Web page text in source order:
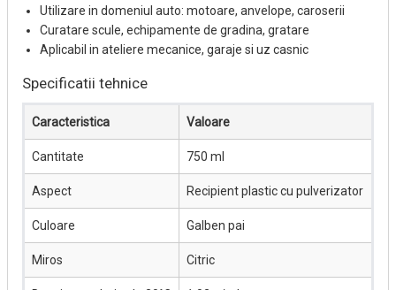
Utilizare in domeniul auto: motoare, anvelope, caroserii
Curatare scule, echipamente de gradina, gratare
Aplicabil in ateliere mecanice, garaje si uz casnic
Specificatii tehnice
Caracteristica Valoare
Cantitate 750 ml
Aspect Recipient plastic cu pulverizator
Culoare Galben pai
Miros Citric